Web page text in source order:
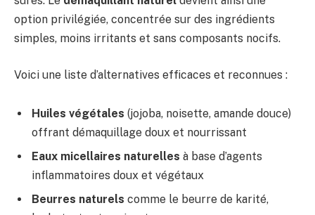
option privilégiée, concentrée sur des ingrédients
simples, moins irritants et sans composants nocifs.
Voici une liste d’alternatives efficaces et reconnues :
Huiles végétales (jojoba, noisette, amande douce)
offrant démaquillage doux et nourrissant
Eaux micellaires naturelles à base d’agents
inflammatoires doux et végétaux
Beurres naturels comme le beurre de karité,